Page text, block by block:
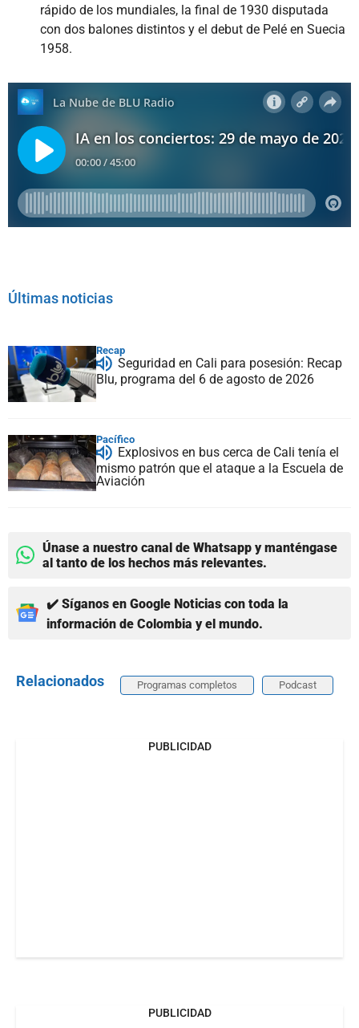
rápido de los mundiales, la final de 1930 disputada
con dos balones distintos y el debut de Pelé en Suecia
1958.
Últimas noticias
Recap
Seguridad en Cali para posesión: Recap
Blu, programa del 6 de agosto de 2026
Pacífico
Explosivos en bus cerca de Cali tenía el
mismo patrón que el ataque a la Escuela de
Aviación
Únase a nuestro canal de Whatsapp y manténgase
al tanto de los hechos más relevantes.
✔️ Síganos en Google Noticias con toda la
información de Colombia y el mundo.
Relacionados Programas completos Podcast
PUBLICIDAD
PUBLICIDAD